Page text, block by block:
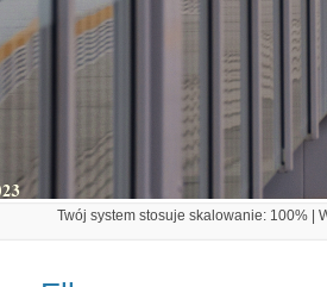
Twój system stosuje skalowanie: 100% |